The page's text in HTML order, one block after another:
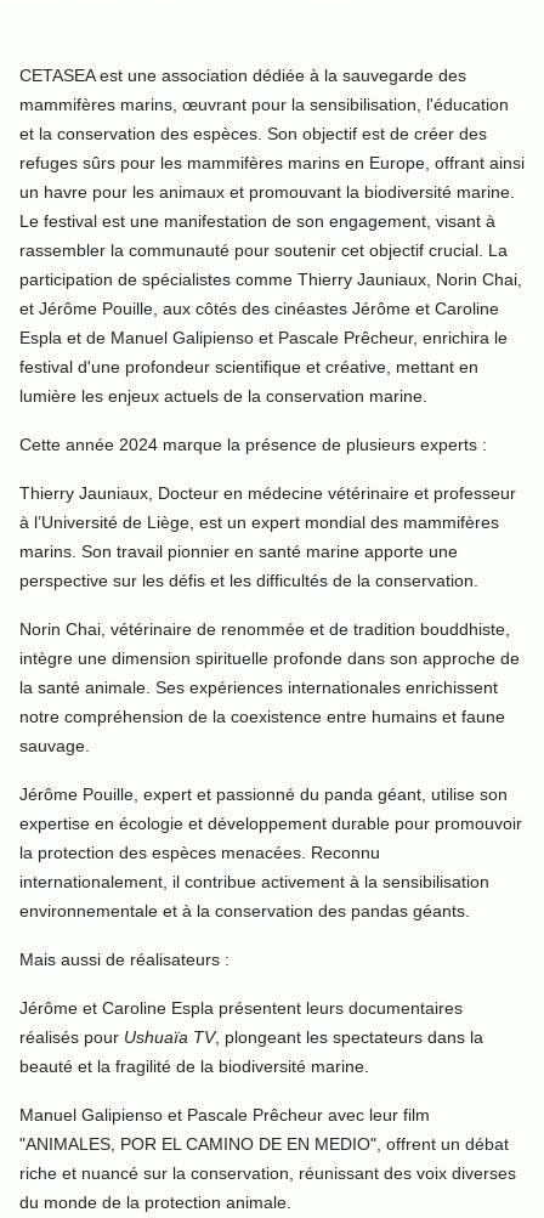
CETASEA est une association dédiée à la sauvegarde des
mammifères marins, œuvrant pour la sensibilisation, l'éducation
et la conservation des espèces. Son objectif est de créer des
refuges sûrs pour les mammifères marins en Europe, offrant ainsi
un havre pour les animaux et promouvant la biodiversité marine.
Le festival est une manifestation de son engagement, visant à
rassembler la communauté pour soutenir cet objectif crucial. La
participation de spécialistes comme Thierry Jauniaux, Norin Chai,
et Jérôme Pouille, aux côtés des cinéastes Jérôme et Caroline
Espla et de Manuel Galipienso et Pascale Prêcheur, enrichira le
festival d'une profondeur scientifique et créative, mettant en
lumière les enjeux actuels de la conservation marine.
Cette année 2024 marque la présence de plusieurs experts :
Thierry Jauniaux, Docteur en médecine vétérinaire et professeur
à l’Université de Liège, est un expert mondial des mammifères
marins. Son travail pionnier en santé marine apporte une
perspective sur les défis et les difficultés de la conservation.
Norin Chai, vétérinaire de renommée et de tradition bouddhiste,
intègre une dimension spirituelle profonde dans son approche de
la santé animale. Ses expériences internationales enrichissent
notre compréhension de la coexistence entre humains et faune
sauvage.
Jérôme Pouille, expert et passionné du panda géant, utilise son
expertise en écologie et développement durable pour promouvoir
la protection des espèces menacées. Reconnu
internationalement, il contribue activement à la sensibilisation
environnementale et à la conservation des pandas géants.
Mais aussi de réalisateurs :
Jérôme et Caroline Espla présentent leurs documentaires
réalisés pour Ushuaïa TV, plongeant les spectateurs dans la
beauté et la fragilité de la biodiversité marine.
Manuel Galipienso et Pascale Prêcheur avec leur film
"ANIMALES, POR EL CAMINO DE EN MEDIO", offrent un débat
riche et nuancé sur la conservation, réunissant des voix diverses
du monde de la protection animale.